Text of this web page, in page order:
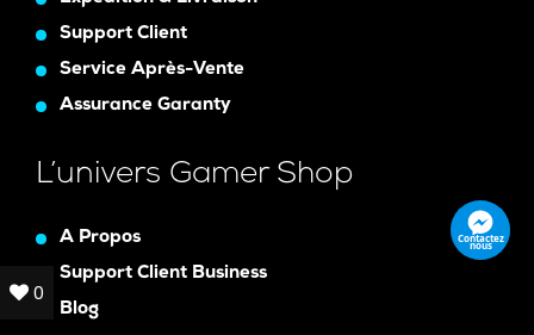
Support Client
Service Après-Vente
Assurance Garanty
L’univers Gamer Shop
A Propos
Support Client Business
Blog
Contactez
nous
0
0